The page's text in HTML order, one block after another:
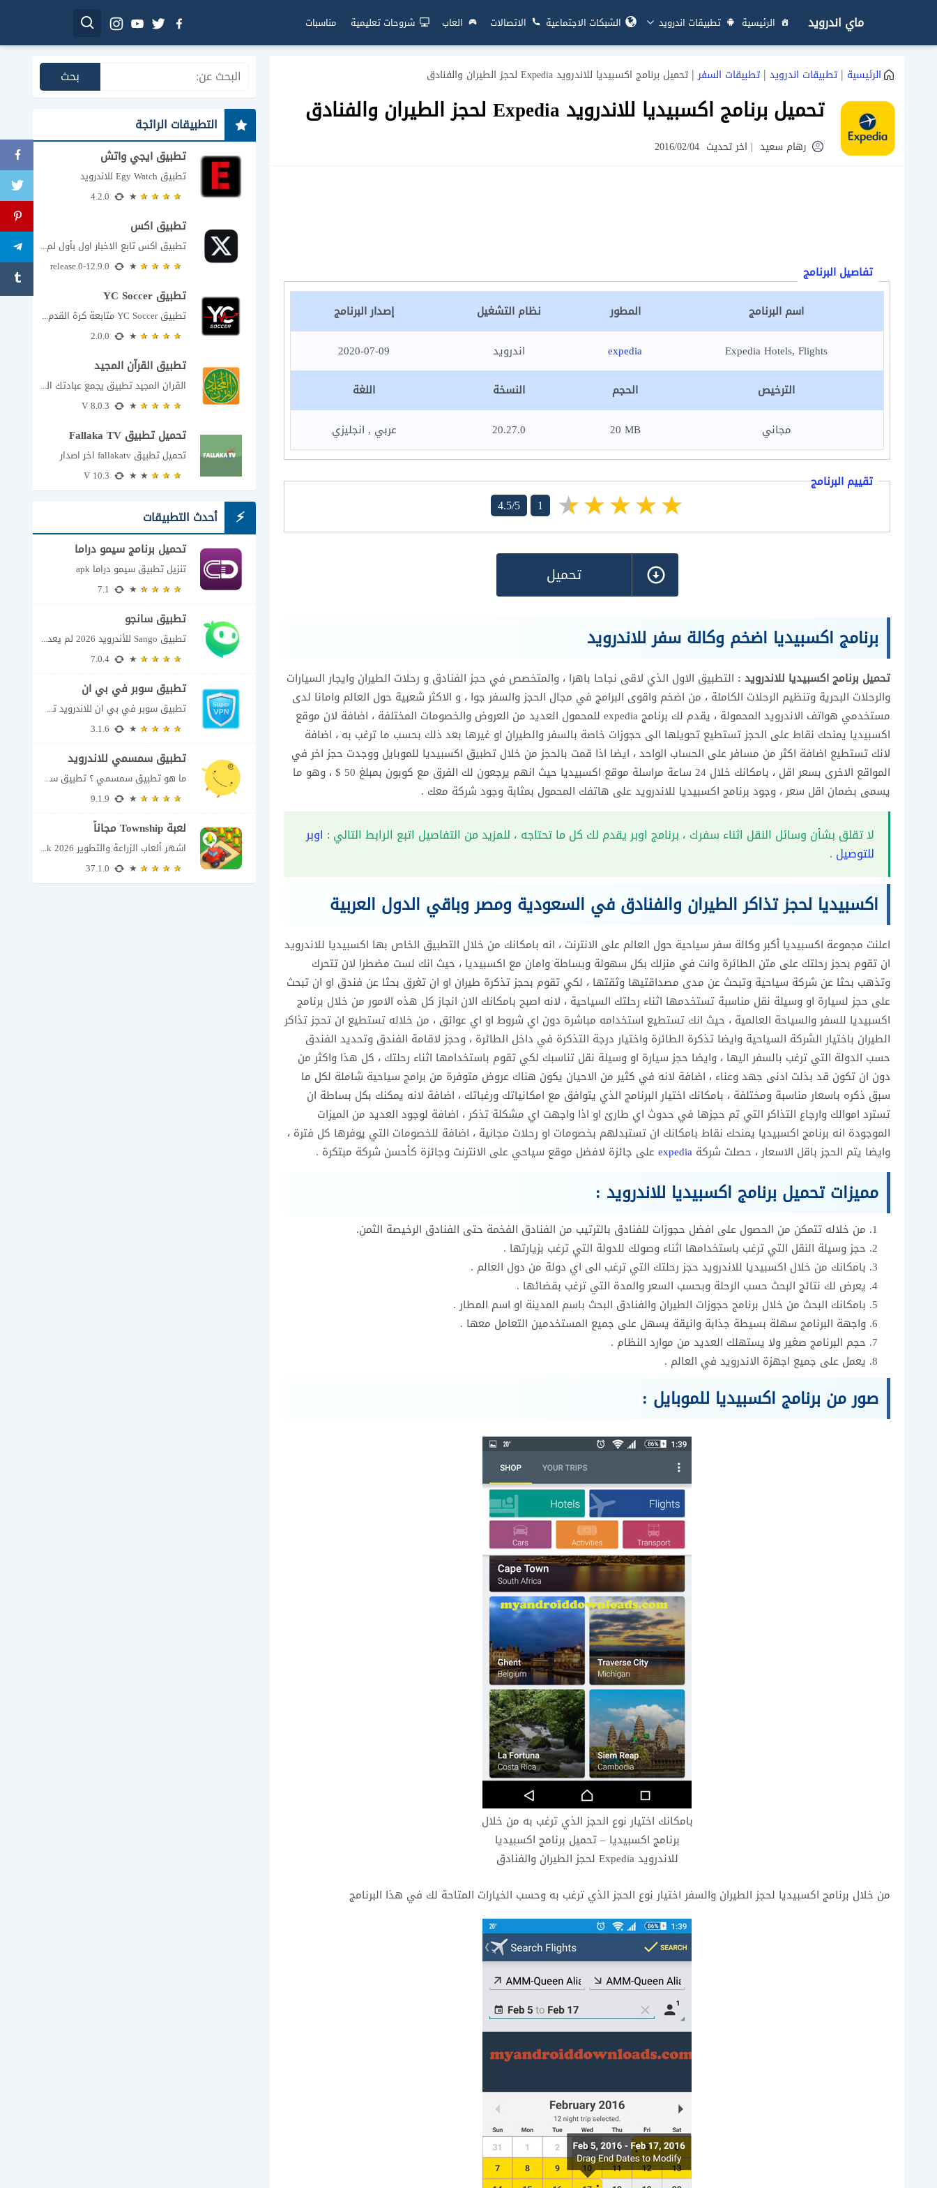
ماي اندرويد الرئيسية تطبيقات اندرويد الشبكات الاجتماعية الاتصالات العاب شروحات تعليمية مناسبات
الرئيسية | تطبيقات اندرويد | تطبيقات السفر | تحميل برنامج اكسبيديا للاندرويد Expedia لحجز الطيران والفنادق
تحميل برنامج اكسبيديا للاندرويد Expedia لحجز الطيران والفنادق
رهام سعيد | اخر تحديث 2016/02/04
تفاصيل البرنامج
اسم البرنامج
المطور نظام التشغيل إصدار البرنامج
Expedia Hotels, Flights
expedia اندرويد
2020-07-09
الترخيص
الحجم النسخة اللغة
مجاني 20 MB
20.27.0 عربي , انجليزي
تقييم البرنامج
4.5/5 1
تحميل
برنامج اكسبيديا اضخم وكالة سفر للاندرويد
تحميل برنامج اكسبيديا للاندرويد : التطبيق الاول الذي لاقى نجاحا باهرا ، والمتخصص في حجز الفنادق و رحلات الطيران وايجار السيارات
والرحلات البحرية وتنظيم الرحلات الكاملة ، من اضخم واقوى البرامج في مجال الحجز والسفر جوا ، و الاكثر شعبية حول العالم وامانا لدى
مستخدمي هواتف الاندرويد المحمولة ، يقدم لك برنامج expedia للمحمول العديد من العروض والخصومات المختلفة ، اضافة لان موقع
اكسبيديا يمنحك نقاط على الحجز تستطيع تحويلها الى حجوزات خاصة بالسفر والطيران او غيرها بعد ذلك بحسب ما ترغب به ، اضافة
لانك تستطيع اضافة اكثر من مسافر على الحساب الواحد ، ايضا اذا قمت بالحجز من خلال تطبيق اكسبيديا للموبايل ووجدت حجز اخر في
المواقع الاخرى بسعر اقل ، بامكانك خلال 24 ساعة مراسلة موقع اكسبيديا حيث انهم يرجعون لك الفرق مع كوبون بمبلغ 50 $ ، وهو ما
يسمى بضمان اقل سعر ، وجود برنامج اكسبيديا للاندرويد على هاتفك المحمول بمثابة وجود شركة معك .
لا تقلق بشأن وسائل النقل اثناء سفرك ، برنامج اوبر يقدم لك كل ما تحتاجه ، للمزيد من التفاصيل اتبع الرابط التالي : اوبر
للتوصيل .
اكسبيديا لحجز تذاكر الطيران والفنادق في السعودية ومصر وباقي الدول العربية
اعلنت مجموعة اكسبيديا أكبر وكالة سفر سياحية حول العالم على الانترنت ، انه بامكانك من خلال التطبيق الخاص بها اكسبيديا للاندرويد
ان تقوم بحجز رحلتك على متن الطائرة وانت في منزلك بكل سهولة وبساطة وامان مع اكسبيديا ، حيث انك لست مضطرا لان تتحرك
وتذهب بحثا عن شركة سياحية وتبحث عن مدى مصداقتيها وثقتها ، لكي تقوم بحجز تذكرة طيران او ان تغرق بحثا عن فندق او ان تبحث
على حجز لسيارة او وسيلة نقل مناسبة تستخدمها اثناء رحلتك السياحية ، لانه اصبح بامكانك الان انجاز كل هذه الامور من خلال برنامج
اكسبيديا للسفر والسياحة العالمية ، حيث انك تستطيع استخدامه مباشرة دون اي شروط او اي عوائق ، من خلاله تستطيع ان تحجز تذاكر
الطيران باختيار الشركة السياحية وايضا تذكرة الطائرة واختيار درجة التذكرة في داخل الطائرة ، وحجز لاقامة الفندق وتحديد الفندق
حسب الدولة التي ترغب بالسفر اليها ، وايضا حجز سيارة او وسيلة نقل تناسبك لكي تقوم باستخدامها اثناء رحلتك ، كل هذا واكثر من
دون ان تكون قد بذلت ادنى جهد وعناء ، اضافة لانه في كثير من الاحيان يكون هناك عروض متوفرة من برامج سياحية شاملة لكل ما
سبق ذكره باسعار مناسبة ومختلفة ، بامكانك اختيار البرنامج الذي يتوافق مع امكانياتك ورغباتك ، اضافة لانه يمكنك بكل بساطة ان
تسترد اموالك وارجاع التذاكر التي تم حجزها في حدوث اي طارئ او اذا واجهت اي مشكلة تذكر ، اضافة لوجود العديد من الميزات
الموجودة انه برنامج اكسبيديا يمنحك نقاط بامكانك ان تستبدلهم بخصومات او رحلات مجانية ، اضافة للخصومات التي يوفرها كل فترة ،
وايضا يتم الحجز باقل الاسعار ، حصلت شركة expedia على جائزة لافضل موقع سياحي على الانترنت وجائزة كأحسن شركة مبتكرة .
مميزات تحميل برنامج اكسبيديا للاندرويد :
من خلاله تتمكن من الحصول على افضل حجوزات للفنادق بالترتيب من الفنادق الفخمة حتى الفنادق الرخيصة الثمن.
حجز وسيلة النقل التي ترغب باستخدامها اثناء وصولك للدولة التي ترغب بزيارتها .
بامكانك من خلال اكسبيديا للاندرويد حجز رحلتك التي ترغب الى اي دولة من دول العالم .
يعرض لك نتائج البحث حسب الرحلة وبحسب السعر والمدة التي ترغب بقضائها .
بامكانك البحث من خلال برنامج حجوزات الطيران والفنادق البحث باسم المدينة او اسم المطار .
واجهة البرنامج سهلة بسيطة جذابة وانيقة يسهل على جميع المستخدمين التعامل معها .
حجم البرنامج صغير ولا يستهلك العديد من موارد النظام .
يعمل على جميع اجهزة الاندرويد في العالم .
صور من برنامج اكسبيديا للموبايل :
بامكانك اختيار نوع الحجز الذي ترغب به من خلال
برنامج اكسبيديا – تحميل برنامج اكسبيديا
للاندرويد Expedia لحجز الطيران والفنادق
من خلال برنامج اكسبيديا لحجز الطيران والسفر اختيار نوع الحجز الذي ترغب به وحسب الخيارات المتاحة لك في هذا البرنامج
التطبيقات الرائجة
تطبيق ايجي واتش
تطبيق Egy Watch للاندرويد
تطبيق اكس
تطبيق اكس تابع الاخبار اول بأول لم يعد تطبيق X، المعروف سابقا باسم تويتر،...
تطبيق YC Soccer
تطبيق YC Soccer متابعة كرة القدم لحظة بلحظة مع اقتراب مباراة مصر والأرجنتين في...
تطبيق القرآن المجيد
القران المجيد تطبيق يجمع عبادتك اليومية في مكان واحد إذا كنت تبحث عن تطبيق...
تحميل تطبيق Fallaka TV
تحميل تطبيق fallakatv اخر اصدار
أحدث التطبيقات
تحميل برنامج سيمو دراما
للاندرويد
تنزيل تطبيق سيمو دراما apk
تطبيق سانجو
تطبيق Sango للأندرويد 2026 لم يعد تطبيق سانجو Sango مجرد مساحة لإرسال الرسائل أو...
تطبيق سوبر في بي ان
تطبيق سوبر في بي ان للاندرويد تطبيق سوبر في بي ان من تطبيقات الشبكات...
تطبيق سمسمي للاندرويد
ما هو تطبيق سمسمي ؟ تطبيق سمسمي للاندرويد SimSimi هو برنامج دردشة افتراضية يسمح...
لعبة Township مجاناً
اشهر ألعاب الزراعة والتطوير Township apk 2026 إذا كنت تحب ألعاب الزراعة وبناء المدن،...